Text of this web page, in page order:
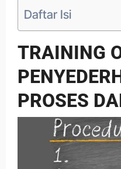
Daftar Isi
TRAINING
PROSES